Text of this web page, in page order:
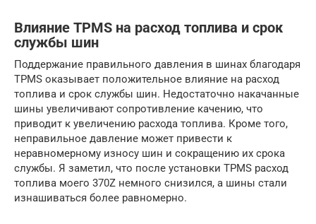
Влияние TPMS на расход топлива и срок
службы шин
Поддержание правильного давления в шинах благодаря
TPMS оказывает положительное влияние на расход
топлива и срок службы шин. Недостаточно накачанные
шины увеличивают сопротивление качению, что
приводит к увеличению расхода топлива. Кроме того,
неправильное давление может привести к
неравномерному износу шин и сокращению их срока
службы. Я заметил, что после установки TPMS расход
топлива моего 370Z немного снизился, а шины стали
изнашиваться более равномерно.